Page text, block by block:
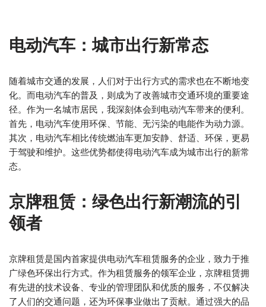
电动汽车：城市出行新常态
随着城市交通的发展，人们对于出行方式的需求也在不断地变
化。而电动汽车的普及，则成为了改善城市交通环境的重要途
径。作为一名城市居民，我深刻体会到电动汽车带来的便利。
首先，电动汽车使用环保、节能、无污染的电能作为动力源。
其次，电动汽车相比传统燃油车更加安静、舒适、环保，更易
于驾驶和维护。这些优势都使得电动汽车成为城市出行的新常
态。
京牌租赁：绿色出行新潮流的引
领者
京牌租赁是国内首家提供电动汽车租赁服务的企业，致力于推
广绿色环保出行方式。作为租赁服务的领军企业，京牌租赁拥
有先进的技术设备、专业的管理团队和优质的服务，不仅解决
了人们的交通问题，还为环保事业做出了贡献。通过强大的品